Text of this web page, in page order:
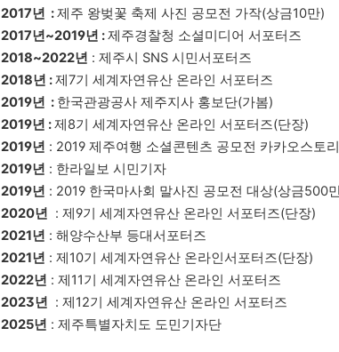
2017년 :제주 왕벚꽃 축제 사진 공모전 가작(상금10만)
2017년~2019년 :제주경찰청 소셜미디어 서포터즈
2018~2022년 : 제주시 SNS 시민서포터즈
2018년 :제7기 세계자연유산 온라인 서포터즈
2019년 : 한국관광공사 제주지사 홍보단(가봄)
2019년 :제8기 세계자연유산 온라인 서포터즈(단장)
2019년 : 2019 제주여행 소셜콘텐츠 공모전 카카오스토
2019년 : 한라일보 시민기자
2019년 : 2019 한국마사회 말사진 공모전 대상(상금500
2020년 : 제9기 세계자연유산 온라인 서포터즈(단장)
2021년 : 해양수산부 등대서포터즈
2021년 : 제10기 세계자연유산 온라인서포터즈(단장)
2022년 : 제11기 세계자연유산 온라인 서포터즈
2023년 : 제12기 세계자연유산 온라인 서포터즈
2025년 : 제주특별자치도 도민기자단